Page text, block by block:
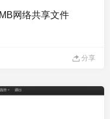
网络共享文件
分享